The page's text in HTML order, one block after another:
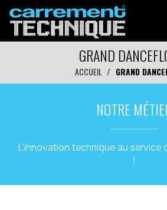
GRAND
ACCUEIL GRAND
NOTRE
L'innovation technique au service
!